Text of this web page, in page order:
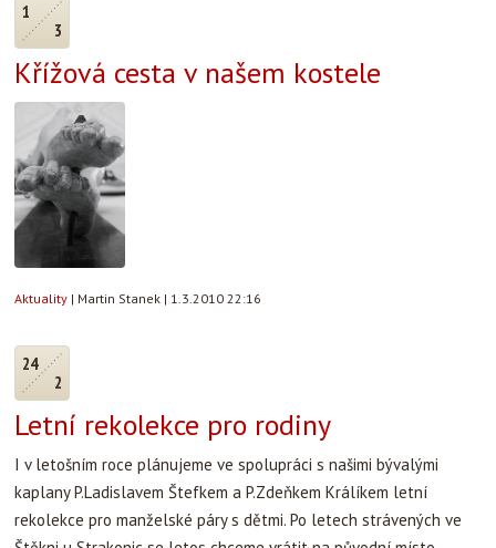
1
3
Křížová cesta v našem kostele
Aktuality | Martin Stanek | 1.3.2010 22:16
24
2
Letní rekolekce pro rodiny
I v letošním roce plánujeme ve spolupráci s našimi bývalými
kaplany P.Ladislavem Štefkem a P.Zdeňkem Králíkem letní
rekolekce pro manželské páry s dětmi. Po letech strávených ve